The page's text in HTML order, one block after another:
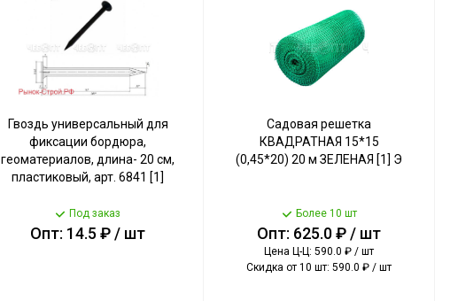
Гвоздь универсальный для
фиксации бордюра,
геоматериалов, длина- 20 см,
пластиковый, арт. 6841 [1]
Под заказ
Опт: 14.5 ₽ / шт
Садовая решетка
КВАДРАТНАЯ 15*15
(0,45*20) 20 м ЗЕЛЕНАЯ [1] Э
Более 10 шт
Опт: 625.0 ₽ / шт
Цена Ц-Ц: 590.0 ₽ / шт
Скидка от 10 шт: 590.0 ₽ / шт